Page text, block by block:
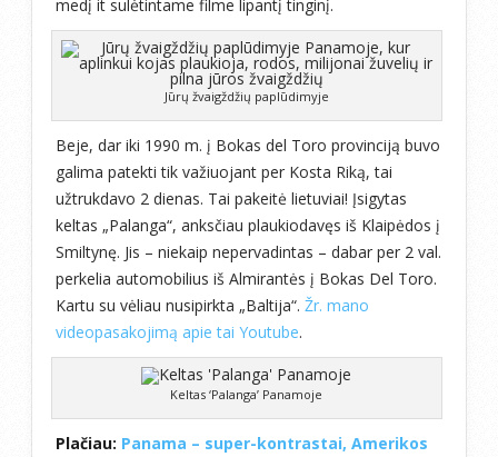
medį it sulėtintame filme lipantį tinginį.
Jūrų žvaigždžių paplūdimyje
Beje, dar iki 1990 m. į Bokas del Toro provinciją buvo
galima patekti tik važiuojant per Kosta Riką, tai
užtrukdavo 2 dienas. Tai pakeitė lietuviai! Įsigytas
keltas „Palanga“, anksčiau plaukiodavęs iš Klaipėdos į
Smiltynę. Jis – niekaip nepervadintas – dabar per 2 val.
perkelia automobilius iš Almirantės į Bokas Del Toro.
Kartu su vėliau nusipirkta „Baltija“. Žr. mano
videopasakojimą apie tai Youtube.
Keltas ‘Palanga’ Panamoje
Plačiau: Panama – super-kontrastai, Amerikos